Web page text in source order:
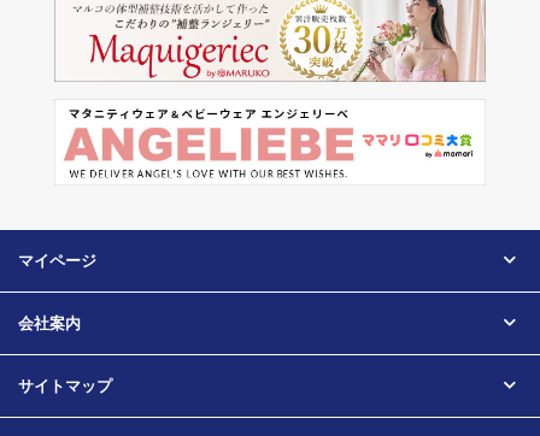
マイページ
会社案内
サイトマップ